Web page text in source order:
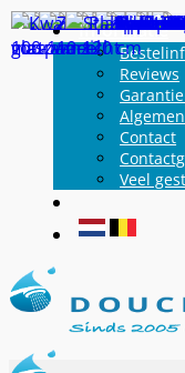
Ga
naar
Informatie
Reviews
Contact
Veel